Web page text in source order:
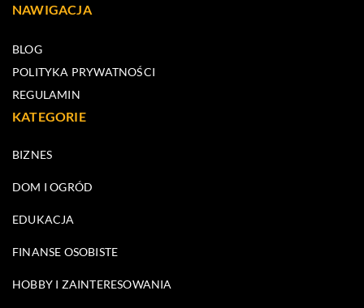
NAWIGACJA
BLOG
POLITYKA PRYWATNOŚCI
REGULAMIN
KATEGORIE
BIZNES
DOM I OGRÓD
EDUKACJA
FINANSE OSOBISTE
HOBBY I ZAINTERESOWANIA